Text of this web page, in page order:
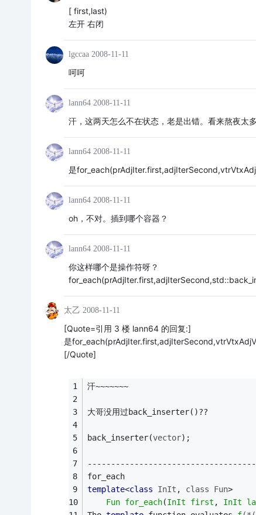
[ first,last)
左开 右闭
lgccaa 2008-11-11
呵呵
lann64 2008-11-11
汗，这两天怎么不在状态，老是出错。看来熬夜太
lann64 2008-11-11
是
lann64 2008-11-11
oh，不对。插到哪个容器？
lann64 2008-11-11
你这样哪个是操作符呀？
太乙 2008-11-11
[Quote=引用 3 楼 lann64 的回复:]
是
[/Quote]
汗~~~~~~~
大哥没用过back_inserter()??
back_inserter(vector);
for_each
template<class InIt , class Fun>
Fun for_each(InIt first , InIt